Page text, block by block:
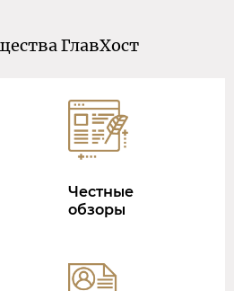
ГлавХост
Честные
обзоры